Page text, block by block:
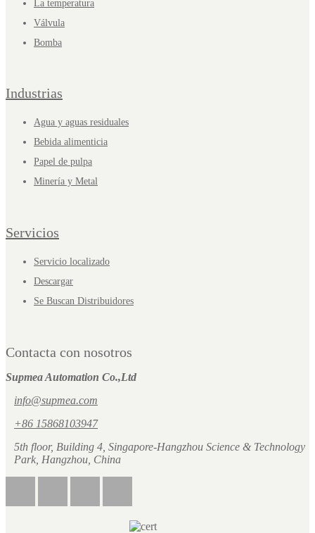
La temperatura
Válvula
Bomba
Industrias
Agua y aguas residuales
Bebida alimenticia
Papel de pulpa
Minería y Metal
Servicios
Servicio localizado
Descargar
Se Buscan Distribuidores
Contacta con nosotros
Supmea Automation Co.,Ltd
info@supmea.com
+86 15868103947
5th floor, Building 4, Singapore-Hangzhou Science & Technology
Park, Hangzhou, China